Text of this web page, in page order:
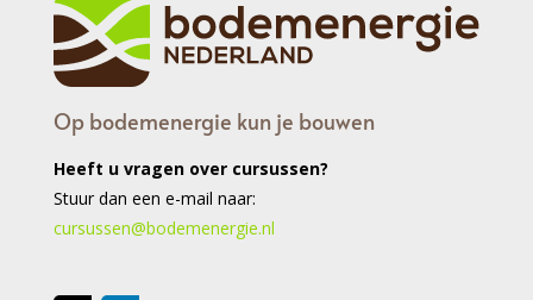
Op bodemenergie kun je bouwen
Heeft u vragen over cursussen?
Stuur dan een e-mail naar:
cursussen@bodemenergie.nl